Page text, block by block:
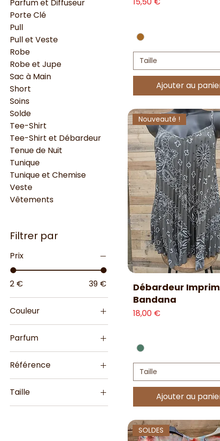
Parfum et Diffuseur
Porte Clé
Pull
Pull et Veste
Robe
Robe et Jupe
Sac à Main
Short
Soins
Solde
Tee-Shirt
Tee-Shirt et Débardeur
Tenue de Nuit
Tunique
Tunique et Chemise
Veste
Vêtements
Filtrer par
Prix
2 € 39 €
Couleur
Parfum
Air Pur
Aloe Vera
Référence
1
2
Taille
Taille 1
Taille
Ajouter au
Aperçu rapide
Nouveauté !
Débardeur
Bandana
Prix
18,00 €
Taille
Ajouter au
SOLDES